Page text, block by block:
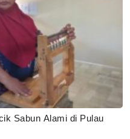
Sabun Alami di Pulau